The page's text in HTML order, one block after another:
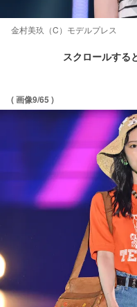
金村美玖（C）モデルプレス
スクロールする
( 画像9/65 )